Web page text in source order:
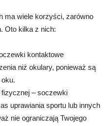
ma wiele korzyści, zarówno
Oto kilka z nich:
kontaktowe
niż okulary, ponieważ są
– soczewki
uprawiania sportu lub innych
nie ograniczają Twojego